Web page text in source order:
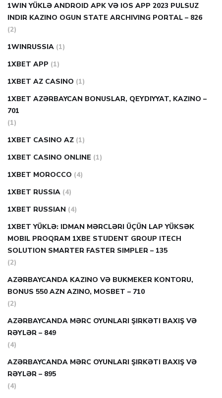
1WIN YÜKLƏ ANDROID APK VƏ IOS APP 2023 PULSUZ
INDIR KAZINO OGUN STATE ARCHIVING PORTAL – 826
(2)
1WINRUSSIA (1)
1XBET APP (1)
1XBET AZ CASINO (1)
1XBET AZƏRBAYCAN BONUSLAR, QEYDIYYAT, KAZINO –
701
(1)
1XBET CASINO AZ (1)
1XBET CASINO ONLINE (1)
1XBET MOROCCO (4)
1XBET RUSSIA (4)
1XBET RUSSIAN (4)
1XBET YÜKLƏ: IDMAN MƏRCLƏRI ÜÇÜN LAP YÜKSƏK
MOBIL PROQRAM 1XBE STUDENT GROUP ITECH
SOLUTION SMARTER FASTER SIMPLER – 135
(2)
AZƏRBAYCANDA KAZINO VƏ BUKMEKER KONTORU,
BONUS 550 AZN AZINO, MOSBET – 710
(2)
AZƏRBAYCANDA MƏRC OYUNLARI ŞIRKƏTI BAXIŞ VƏ
RƏYLƏR – 849
(4)
AZƏRBAYCANDA MƏRC OYUNLARI ŞIRKƏTI BAXIŞ VƏ
RƏYLƏR – 895
(4)